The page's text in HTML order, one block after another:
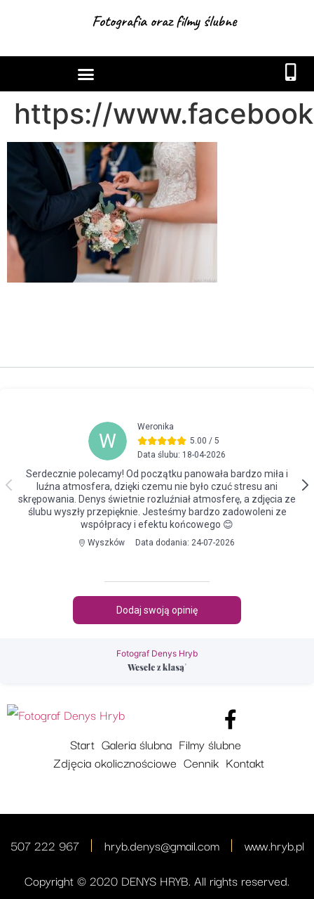
Fotografia oraz filmy ślubne
https://
Fotograf Denys Hryb
Start Galeria ślubna Filmy ślubne
Zdjęcia okolicznościowe Cennik Kontakt
Copyright © 2020 DENYS HRYB. All rights reserved.
507 222 967 hryb.denys@gmail.com www.hryb.pl